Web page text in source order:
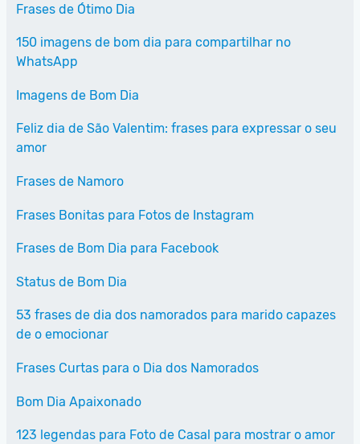
Frases de Ótimo Dia
150 imagens de bom dia para compartilhar no
WhatsApp
Imagens de Bom Dia
Feliz dia de São Valentim: frases para expressar o seu
amor
Frases de Namoro
Frases Bonitas para Fotos de Instagram
Frases de Bom Dia para Facebook
Status de Bom Dia
53 frases de dia dos namorados para marido capazes
de o emocionar
Frases Curtas para o Dia dos Namorados
Bom Dia Apaixonado
123 legendas para Foto de Casal para mostrar o amor